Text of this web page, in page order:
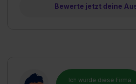
Ich würde diese Firma
Bewerte jetzt deine